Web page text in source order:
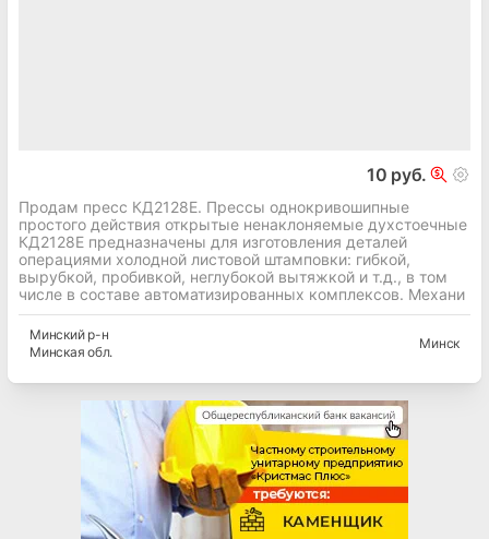
10 руб.
Продам пресс КД2128Е. Прессы однокривошипные
простого действия открытые ненаклоняемые духстоечные
КД2128Е предназначены для изготовления деталей
операциями холодной листовой штамповки: гибкой,
вырубкой, пробивкой, неглубокой вытяжкой и т.д., в том
числе в составе автоматизированных комплексов. Механи
Минскийр-н
Минская обл.
Минск